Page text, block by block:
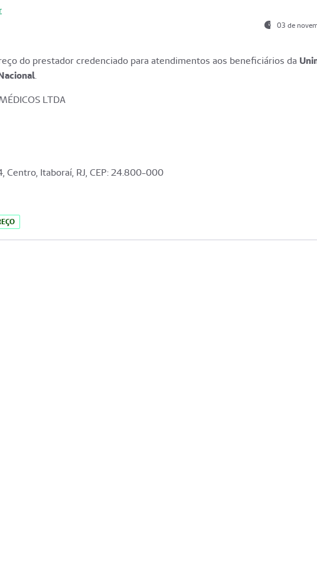
03 de
do prestador credenciado para atendimentos aos beneficiários da
.
LTDA
Centro, Itaboraí, RJ, CEP: 24.800-000